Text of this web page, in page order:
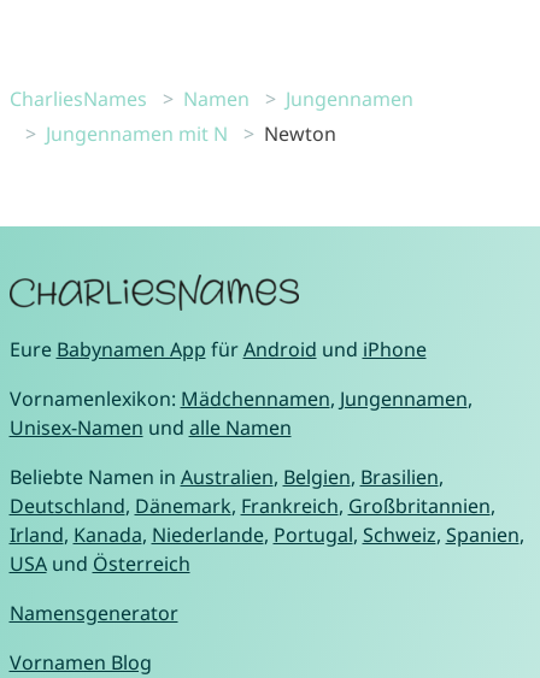
CharliesNames Namen
Jungennamen
Jungennamen mit N
Newton
Eure Babynamen App fürAndroid und iPhone
Vornamenlexikon: Mädchennamen, Jungennamen,
Unisex-Namen und alle Namen
Beliebte Namen in Australien, Belgien, Brasilien,
Deutschland, Dänemark, Frankreich, Großbritannien,
Irland, Kanada, Niederlande, Portugal, Schweiz, Spanien,
USAund Österreich
Namensgenerator
Vornamen Blog